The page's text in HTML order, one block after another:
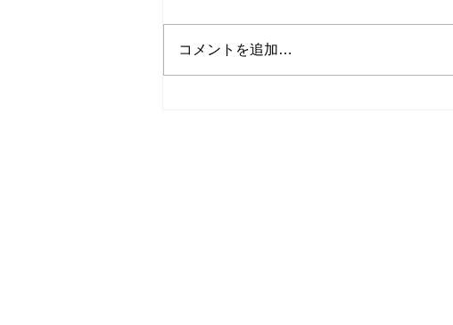
コメントを追加…